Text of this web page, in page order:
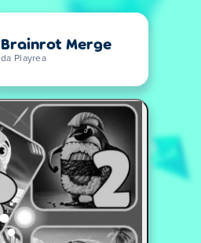
Brainrot Merge
da Playrea